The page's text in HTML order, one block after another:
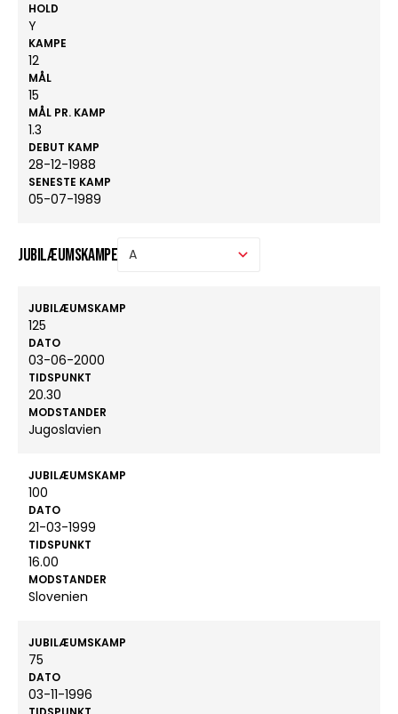
HOLD
Y
KAMPE
12
MÅL
15
MÅL PR. KAMP
1.3
DEBUT KAMP
28-12-1988
SENESTE KAMP
05-07-1989
Jubilæumskampe
JUBILÆUMSKAMP
125
DATO
03-06-2000
TIDSPUNKT
20.30
MODSTANDER
Jugoslavien
JUBILÆUMSKAMP
100
DATO
21-03-1999
TIDSPUNKT
16.00
MODSTANDER
Slovenien
JUBILÆUMSKAMP
75
DATO
03-11-1996